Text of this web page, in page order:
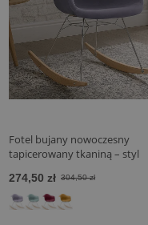
Fotel bujany nowoczesny
tapicerowany tkaniną – styl
274,50 zł 304,50 zł